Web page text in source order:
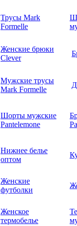
Трусы Mark
Formelle
Женские брюки
Clever
Мужские трусы
Mark Formelle
Шорты мужские
Pantelemone
Нижнее белье
оптом
Женские
футболки
Женское
термобелье